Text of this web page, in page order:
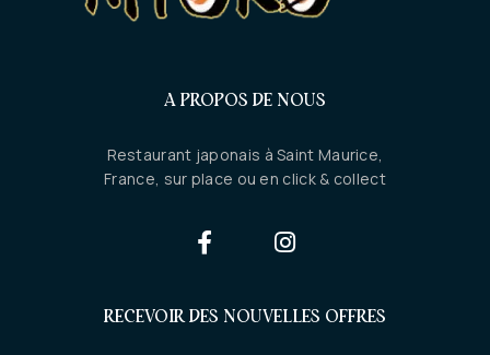
A PROPOS DE NOUS
Restaurant japonais à Saint Maurice,
France, sur place ou en click & collect
RECEVOIR DES NOUVELLES OFFRES